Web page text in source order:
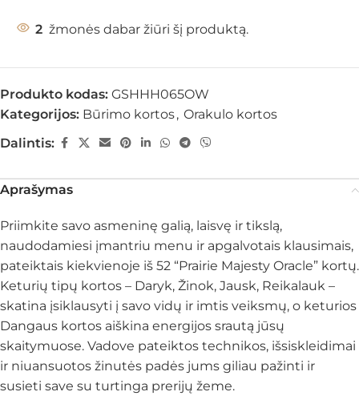
2 žmonės dabar žiūri šį produktą.
Produkto kodas: GSHHH065OW
Kategorijos: Būrimo kortos, Orakulo kortos
Dalintis:
Aprašymas
Priimkite savo asmeninę galią, laisvę ir tikslą,
naudodamiesi įmantriu menu ir apgalvotais klausimais,
pateiktais kiekvienoje iš 52 “Prairie Majesty Oracle” kortų.
Keturių tipų kortos – Daryk, Žinok, Jausk, Reikalauk –
skatina įsiklausyti į savo vidų ir imtis veiksmų, o keturios
Dangaus kortos aiškina energijos srautą jūsų
skaitymuose. Vadove pateiktos technikos, išsiskleidimai
ir niuansuotos žinutės padės jums giliau pažinti ir
susieti save su turtinga prerijų žeme.